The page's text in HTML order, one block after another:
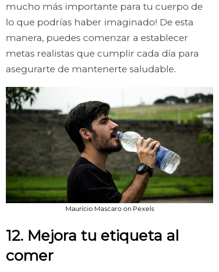
mucho más importante para tu cuerpo de
lo que podrías haber imaginado! De esta
manera, puedes comenzar a establecer
metas realistas que cumplir cada día para
asegurarte de mantenerte saludable.
Maurício Mascaro on Pexels
12. Mejora tu etiqueta al
comer